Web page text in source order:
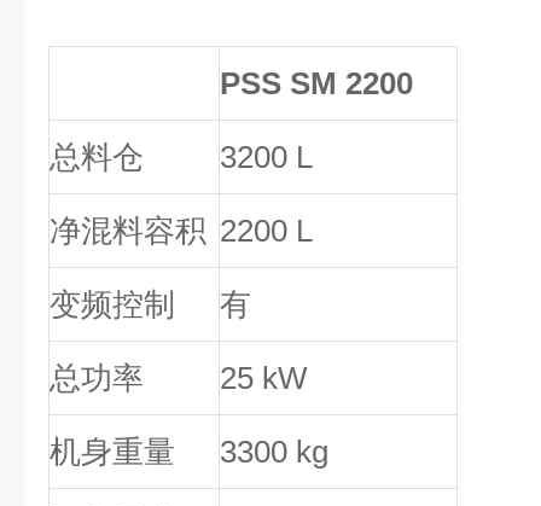
PSS SM 2200
总料仓 3200 L
净混料容积 2200 L
变频控制 有
总功率 25 kW
机身重量 3300 kg